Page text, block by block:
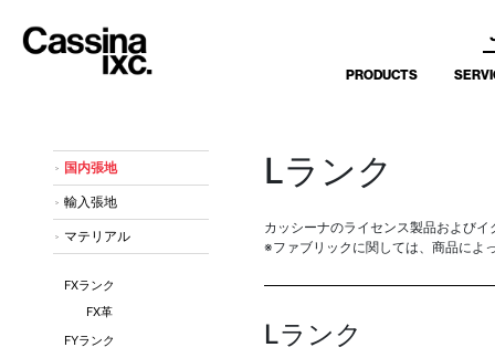
PRODUCTS
Lランク
カッシーナのライセンス製品および
※ファブリックに関しては、商品によ
Lランク
国内張地
輸入張地
マテリアル
FXランク
FX革
FYランク